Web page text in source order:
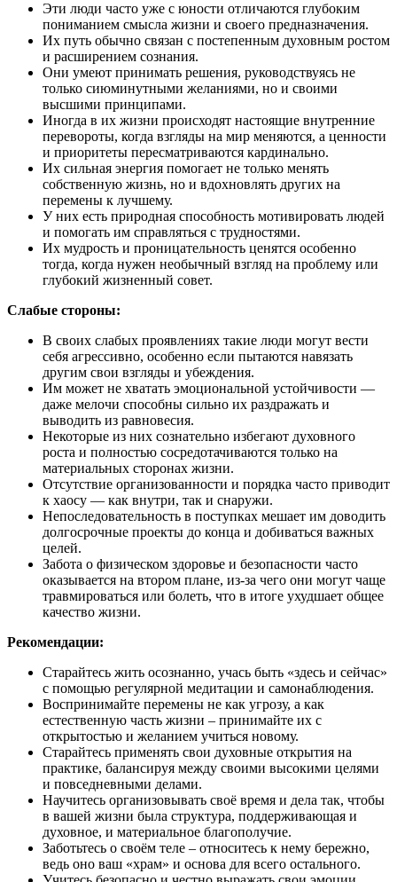
Эти люди часто уже с юности отличаются глубоким
пониманием смысла жизни и своего предназначения.
Их путь обычно связан с постепенным духовным ростом
и расширением сознания.
Они умеют принимать решения, руководствуясь не
только сиюминутными желаниями, но и своими
высшими принципами.
Иногда в их жизни происходят настоящие внутренние
перевороты, когда взгляды на мир меняются, а ценности
и приоритеты пересматриваются кардинально.
Их сильная энергия помогает не только менять
собственную жизнь, но и вдохновлять других на
перемены к лучшему.
У них есть природная способность мотивировать людей
и помогать им справляться с трудностями.
Их мудрость и проницательность ценятся особенно
тогда, когда нужен необычный взгляд на проблему или
глубокий жизненный совет.
Слабые стороны:
В своих слабых проявлениях такие люди могут вести
себя агрессивно, особенно если пытаются навязать
другим свои взгляды и убеждения.
Им может не хватать эмоциональной устойчивости —
даже мелочи способны сильно их раздражать и
выводить из равновесия.
Некоторые из них сознательно избегают духовного
роста и полностью сосредотачиваются только на
материальных сторонах жизни.
Отсутствие организованности и порядка часто приводит
к хаосу — как внутри, так и снаружи.
Непоследовательность в поступках мешает им доводить
долгосрочные проекты до конца и добиваться важных
целей.
Забота о физическом здоровье и безопасности часто
оказывается на втором плане, из-за чего они могут чаще
травмироваться или болеть, что в итоге ухудшает общее
качество жизни.
Рекомендации:
Старайтесь жить осознанно, учась быть «здесь и сейчас»
с помощью регулярной медитации и самонаблюдения.
Воспринимайте перемены не как угрозу, а как
естественную часть жизни – принимайте их с
открытостью и желанием учиться новому.
Старайтесь применять свои духовные открытия на
практике, балансируя между своими высокими целями
и повседневными делами.
Научитесь организовывать своё время и дела так, чтобы
в вашей жизни была структура, поддерживающая и
духовное, и материальное благополучие.
Заботьтесь о своём теле – относитесь к нему бережно,
ведь оно ваш «храм» и основа для всего остального.